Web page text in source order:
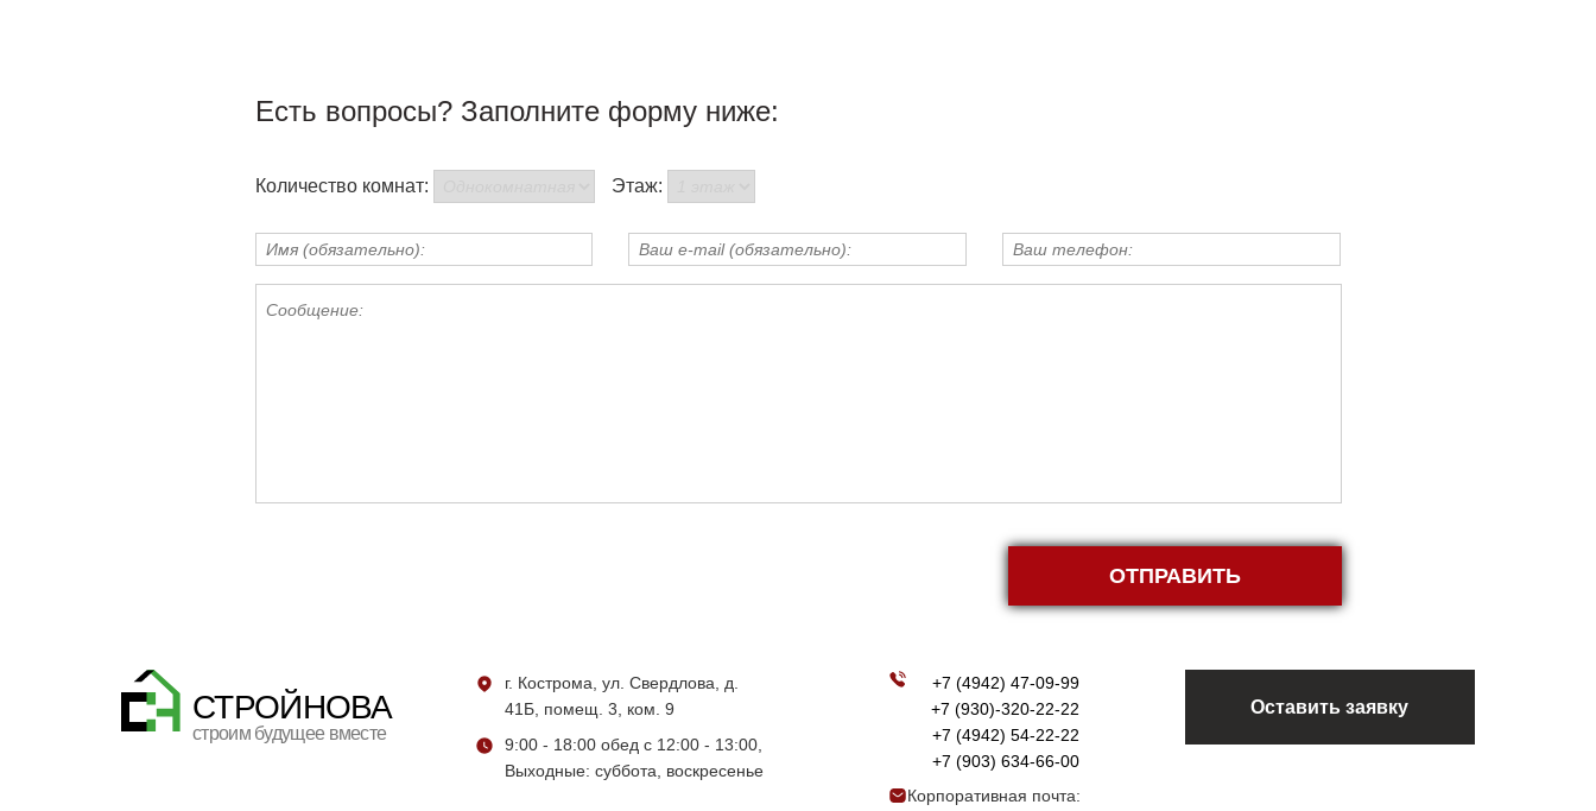
Есть вопросы? Заполните форму ниже:
Количество комнат: Этаж:
ОТПРАВИТЬ
СТРОЙНОВА
строим будущее вместе
г. Кострома, ул. Свердлова, д.
41Б, помещ. 3, ком. 9
9:00 - 18:00 обед с 12:00 - 13:00,
Выходные: суббота, воскресенье
+7 (4942) 47-09-99
+7 (930)-320-22-22
+7 (4942) 54-22-22
+7 (903) 634-66-00
Корпоративная почта:
Оставить заявку